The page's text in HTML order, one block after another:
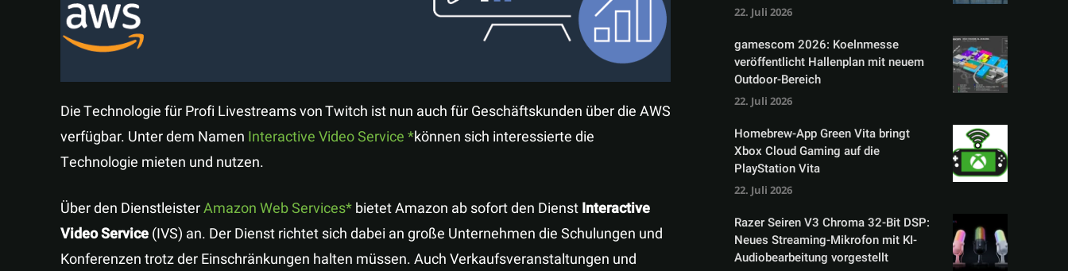
Die Technologie für Profi Livestreams von Twitch ist nun auch für Geschäftskunden über die AWS
verfügbar. Unter dem Namen Interactive Video Service können sich interessierte die
Technologie mieten und nutzen.
Über den DienstleisterAmazon Web Services bietet Amazon ab sofort den DienstInteractive
Video Service(IVS) an. Der Dienst richtet sich dabei an große Unternehmen die Schulungen und
Konferenzen trotz der Einschränkungen halten müssen. Auch Verkaufsveranstaltungen und
22. Juli 2026
gamescom 2026: Koelnmesse
veröffentlicht Hallenplan mit neuem
Outdoor-Bereich
22. Juli 2026
Homebrew-App Green Vita bringt
Xbox Cloud Gaming auf die
PlayStation Vita
22. Juli 2026
Razer Seiren V3 Chroma 32-Bit DSP:
Neues Streaming-Mikrofon mit KI-
Audiobearbeitung vorgestellt